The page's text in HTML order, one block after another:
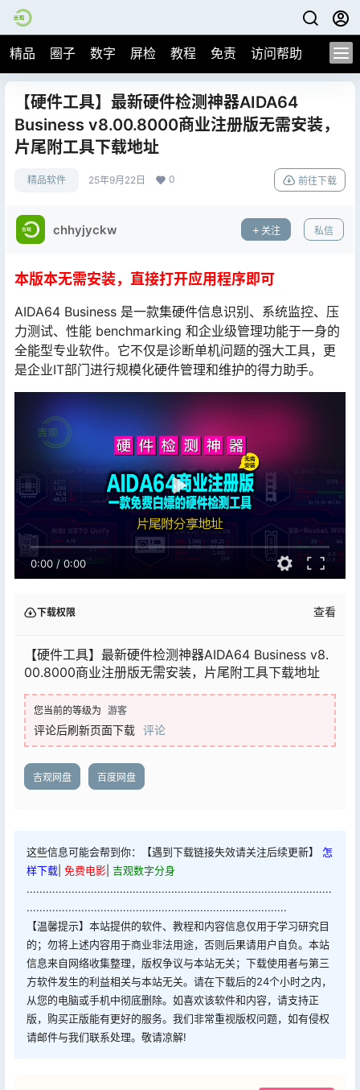
精品 圈子 数字 屏检 教程 免责 访问帮助
【硬件工具】最新硬件检测神器AIDA64
Business v8.00.8000商业注册版无需安装，
片尾附工具下载地址
精品软件 25年9月22日 0 前往下载
chhyjyckw 关注 私信
本版本无需安装，直接打开应用程序即可
AIDA64 Business 是一款集硬件信息识别、系统监控、压
力测试、性能 benchmarking 和企业级管理功能于一身的
全能型专业软件。它不仅是诊断单机问题的强大工具，更
是企业IT部门进行规模化硬件管理和维护的得力助手。
0:00 / 0:00
下载权限 查看
【硬件工具】最新硬件检测神器AIDA64 Business v8.
00.8000商业注册版无需安装，片尾附工具下载地址
您当前的等级为 游客
评论后刷新页面下载 评论
吉观网盘 百度网盘
这些信息可能会帮到你：【遇到下载链接失效请关注后续更新】 怎
样下载 免费电影 吉观数字分身
...............................................................................................
.................................................................................
【温馨提示】本站提供的软件、教程和内容信息仅用于学习研究目
的；勿将上述内容用于商业非法用途，否则后果请用户自负。本站
信息来自网络收集整理，版权争议与本站无关；下载使用者与第三
方软件发生的利益相关与本站无关。请在下载后的24个小时之内，
从您的电脑或手机中彻底删除。如喜欢该软件和内容，请支持正
版，购买正版能有更好的服务。我们非常重视版权问题，如有侵权
请邮件与我们联系处理。敬请凉解!